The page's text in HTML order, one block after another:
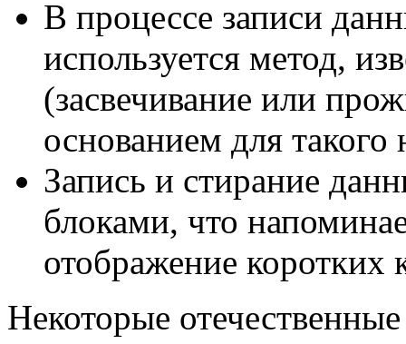
В процессе записи
используется метод,
(засвечивание или
основанием для такого
Запись и стирание
блоками, что
отображение коротких
Некоторые